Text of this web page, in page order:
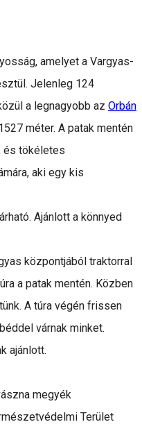
amelyet a Vargyas-
Jelenleg 124
a legnagyobb az Orbán
méter. A patak mentén
és tökéletes
aki egy kis
Ajánlott a könnyed
központjából traktorral
a patak mentén. Közben
A túra végén frissen
várnak minket.
ajánlott.
megyék
Terület